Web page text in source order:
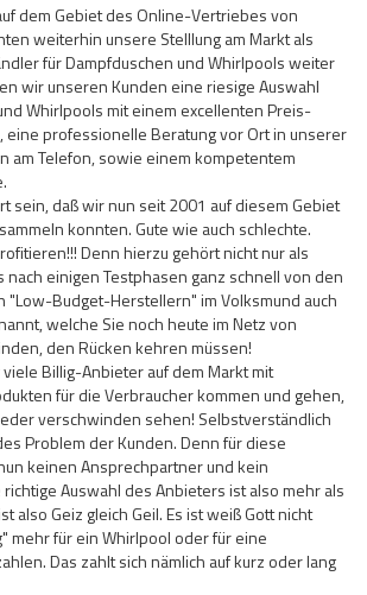
dem Gebiet des Online-Vertriebes von
weiterhin unsere Stelllung am Markt als
für Dampfduschen und Whirlpools weiter
wir unseren Kunden eine riesige Auswahl
Whirlpools mit einem excellenten Preis-
eine professionelle Beratung vor Ort in unserer
am Telefon, sowie einem kompetentem
sein, daß wir nun seit 2001 auf diesem Gebiet
konnten. Gute wie auch schlechte.
Denn hierzu gehört nicht nur als
einigen Testphasen ganz schnell von den
"Low-Budget-Herstellern" im Volksmund auch
welche Sie noch heute im Netz von
den Rücken kehren müssen!
Billig-Anbieter auf dem Markt mit
für die Verbraucher kommen und gehen,
verschwinden sehen! Selbstverständlich
Problem der Kunden. Denn für diese
keinen Ansprechpartner und kein
Auswahl des Anbieters ist also mehr als
also Geiz gleich Geil. Es ist weiß Gott nicht
mehr für ein Whirlpool oder für eine
Das zahlt sich nämlich auf kurz oder lang